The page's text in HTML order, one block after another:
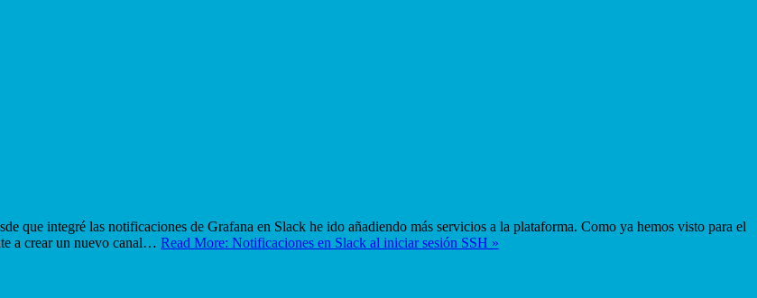
que integré las notificaciones de Grafana en Slack he ido añadiendo más servicios a la plataforma. Como ya hemos visto para el
a crear un nuevo canal… Read More: Notificaciones en Slack al iniciar sesión SSH »